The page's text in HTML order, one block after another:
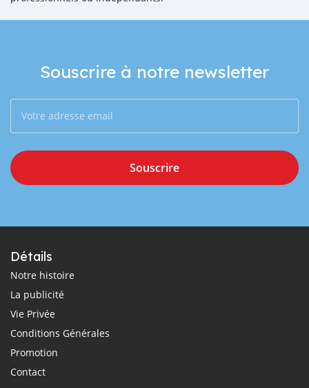
Souscrire à notre newsletter
Souscrire
Détails
Notre histoire
La publicité
Vie Privée
Conditions Générales
Promotion
Contact